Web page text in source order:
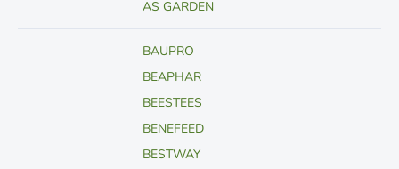
AS GARDEN
BAUPRO
BEAPHAR
BEESTEES
BENEFEED
BESTWAY